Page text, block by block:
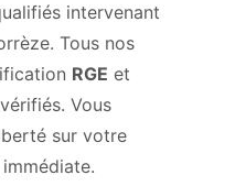
intervenant
Tous nos
RGE et
Vous
sur votre